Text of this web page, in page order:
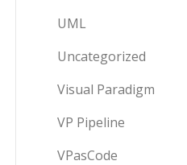
UML
Uncategorized
Visual Paradigm
VP Pipeline
VPasCode